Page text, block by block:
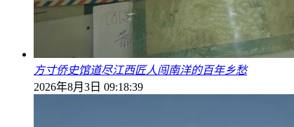
方寸侨史馆道尽江西匠人闯南洋的百年乡愁
2026年8月3日 09:18:39